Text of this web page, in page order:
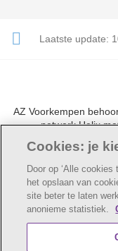
Laatste update:
AZ Voorkempen
netwerk Helix
© AZ Voorkempen
Cookie verklaring
Cookies: je
Door op ‘Alle
het opslaan van
site beter te laten
anonieme statistiek.